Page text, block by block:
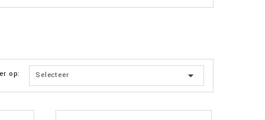
op: Selecteer 